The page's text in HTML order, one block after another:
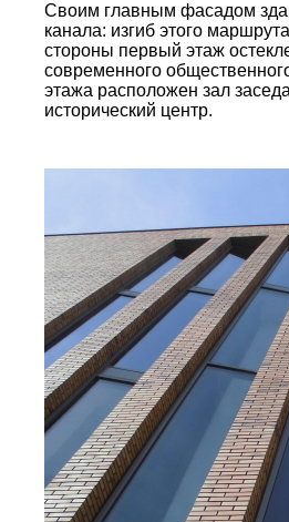
Своим главным фасадом
канала: изгиб этого
стороны первый этаж
современного
этажа расположен зал
исторический центр.